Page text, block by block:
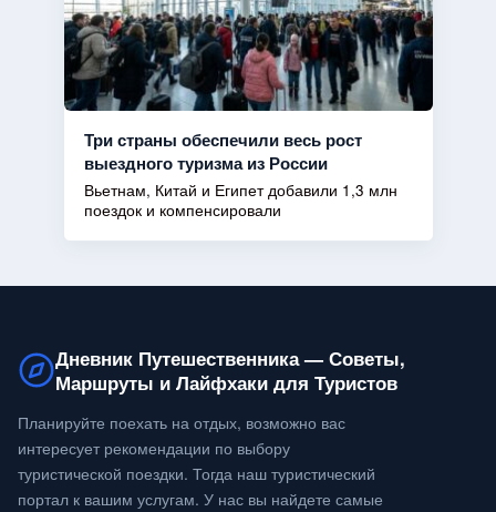
Три страны обеспечили весь рост
выездного туризма из России
Вьетнам, Китай и Египет добавили 1,3 млн
поездок и компенсировали
Дневник Путешественника — Советы,
Маршруты и Лайфхаки для Туристов
Планируйте поехать на отдых, возможно вас
интересует рекомендации по выбору
туристической поездки. Тогда наш туристический
портал к вашим услугам. У нас вы найдете самые